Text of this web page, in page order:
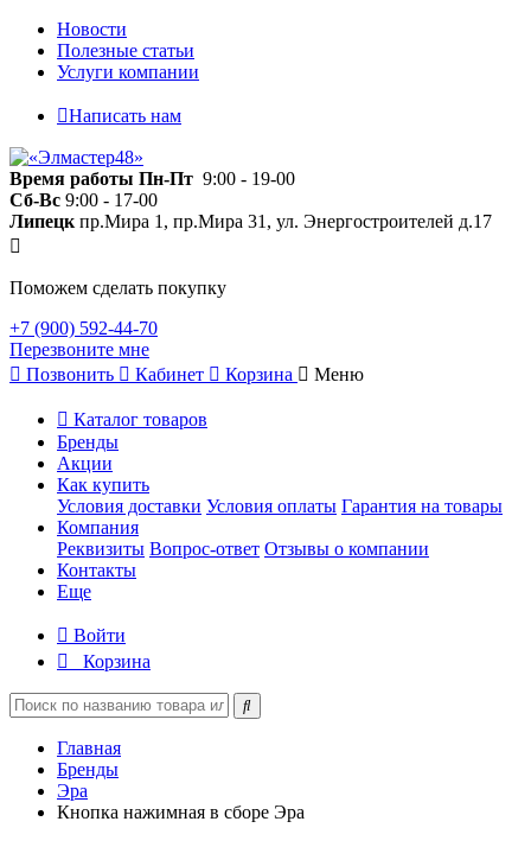
Новости
Полезные статьи
Услуги компании
Написать нам
Время работы Пн-Пт 9:00 - 19-00
Сб-Вс 9:00 - 17-00
Липецк пр.Мира 1, пр.Мира 31, ул. Энергостроителей д.17
Поможем сделать покупку
+7 (900) 592-44-70
Перезвоните мне
Позвонить
Кабинет Корзина Меню
Каталог товаров
Бренды
Акции
Как купить
Условия доставки Условия оплаты Гарантия на товары
Компания
Реквизиты Вопрос-ответ Отзывы о компании
Контакты
Еще
Войти
Корзина
Главная
Бренды
Эра
Кнопка нажимная в сборе Эра